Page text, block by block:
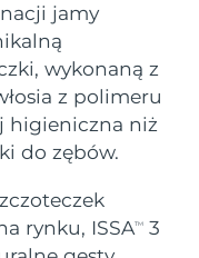
jamy
wykonaną z
z polimeru
higieniczna niż
do zębów.
rynku, ISSATM
3
the-go
device
light therapy
jamy
toothbrush
sonic toothbrush
LED
czas dostawy
8/9/26
czas dostawy
8/15/26
czas dostawy